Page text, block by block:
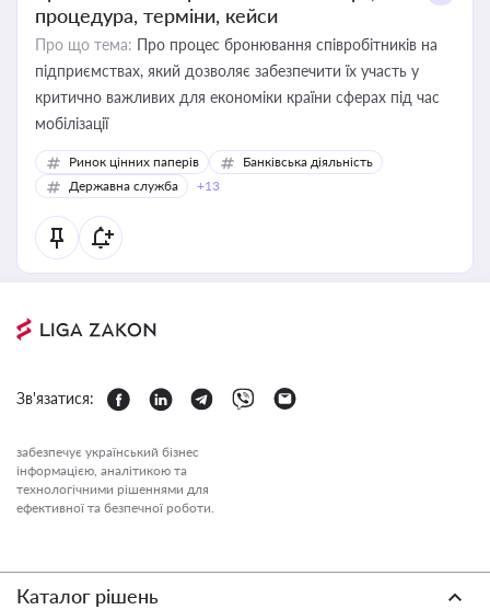
процедура, терміни, кейси
Про що тема: Про процес бронювання співробітників на
підприємствах, який дозволяє забезпечити їх участь у
критично важливих для економіки країни сферах під час
мобілізації
Ринок цінних паперів
Банківська діяльність
Державна служба
+13
Зв'язатися:
забезпечує український бізнес
інформацією, аналітикою та
технологічними рішеннями для
ефективної та безпечної роботи.
Каталог рішень